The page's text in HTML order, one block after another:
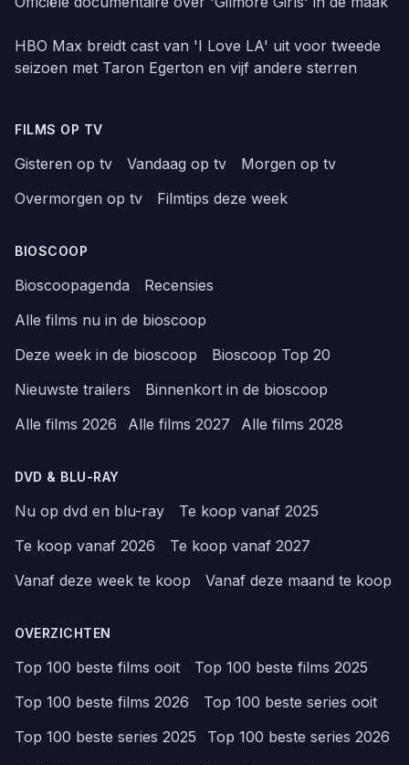
HBO Max breidt cast van 'I Love LA' uit voor tweede
seizoen met Taron Egerton en vijf andere sterren
FILMS OP TV
Gisteren op tv Vandaag op tv
Morgen op tv
Overmorgen op tv
Filmtips deze week
BIOSCOOP
Bioscoopagenda
Recensies
Alle films nu in de bioscoop
Deze week in de bioscoop
Bioscoop Top 20
Nieuwste trailers
Binnenkort in de bioscoop
Alle films 2026
Alle films 2027 Alle films 2028
DVD & BLU-RAY
Nu op dvd en blu-ray
Te koop vanaf 2025
Te koop vanaf 2026
Te koop vanaf 2027
Vanaf deze week te koop
Vanaf deze maand te koop
OVERZICHTEN
Top 100 beste films ooit
Top 100 beste films 2025
Top 100 beste films 2026
Top 100 beste series ooit
Top 100 beste series 2025
Top 100 beste series 2026